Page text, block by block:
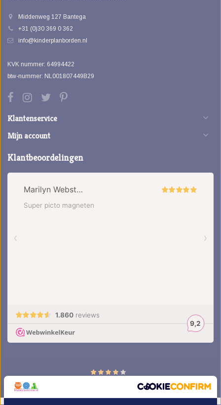
Middenweg 127 Bantega
+31 (0)30 369 0 362
info@kinderplanborden.nl
KVK nummer: 64994422
btw-nummer: NL001807449B29
Klantenservice
Mijn account
Klantbeoordelingen
4.5/5sterren op basis van beoordelingen.Lees 1851 beoordelingen